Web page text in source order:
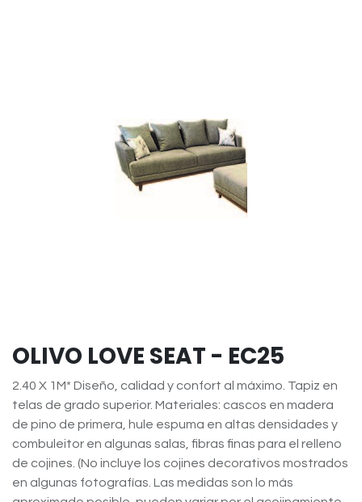
OLIVO LOVE SEAT - EC25
2.40 X 1M* Diseño, calidad y confort al máximo. Tapiz en
telas de grado superior. Materiales: cascos en madera
de pino de primera, hule espuma en altas densidades y
combuleitor en algunas salas, fibras finas para el relleno
de cojines. (No incluye los cojines decorativos mostrados
en algunas fotografías. Las medidas son lo más